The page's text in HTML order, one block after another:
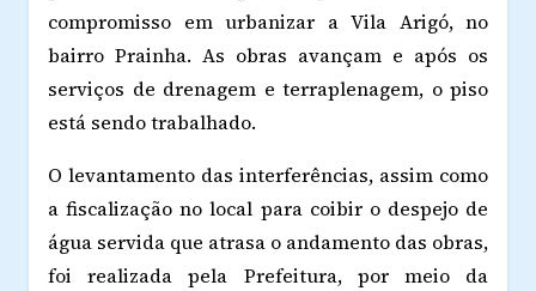
compromisso em urbanizar a Vila Arigó, no
bairro Prainha. As obras avançam e após os
serviços de drenagem e terraplenagem, o piso
está sendo trabalhado.
O levantamento das interferências, assim como
a fiscalização no local para coibir o despejo de
água servida que atrasa o andamento das obras,
foi realizada pela Prefeitura, por meio da